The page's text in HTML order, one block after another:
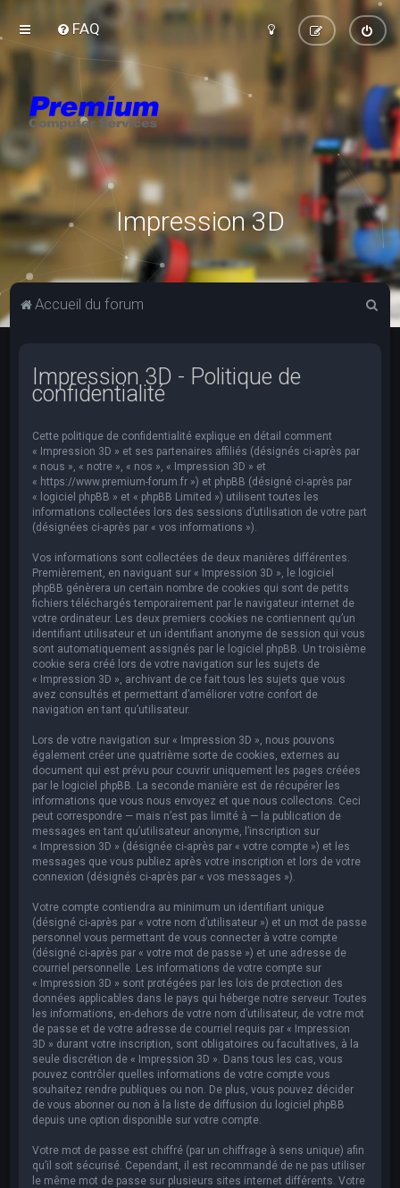
FAQ
Impression 3D
Accueil du forum
Impression 3D - Politique de
confidentialité
Cette politique de confidentialité explique en détail comment
« Impression 3D » et ses partenaires affiliés (désignés ci-après par
« nous », « notre », « nos », « Impression 3D » et
« https://www.premium-forum.fr ») et phpBB (désigné ci-après par
« logiciel phpBB » et « phpBB Limited ») utilisent toutes les
informations collectées lors des sessions d’utilisation de votre part
(désignées ci-après par « vos informations »).
Vos informations sont collectées de deux manières différentes.
Premièrement, en naviguant sur « Impression 3D », le logiciel
phpBB génèrera un certain nombre de cookies qui sont de petits
fichiers téléchargés temporairement par le navigateur internet de
votre ordinateur. Les deux premiers cookies ne contiennent qu’un
identifiant utilisateur et un identifiant anonyme de session qui vous
sont automatiquement assignés par le logiciel phpBB. Un troisième
cookie sera créé lors de votre navigation sur les sujets de
« Impression 3D », archivant de ce fait tous les sujets que vous
avez consultés et permettant d’améliorer votre confort de
navigation en tant qu’utilisateur.
Lors de votre navigation sur « Impression 3D », nous pouvons
également créer une quatrième sorte de cookies, externes au
document qui est prévu pour couvrir uniquement les pages créées
par le logiciel phpBB. La seconde manière est de récupérer les
informations que vous nous envoyez et que nous collectons. Ceci
peut correspondre — mais n’est pas limité à — la publication de
messages en tant qu’utilisateur anonyme, l’inscription sur
« Impression 3D » (désignée ci-après par « votre compte ») et les
messages que vous publiez après votre inscription et lors de votre
connexion (désignés ci-après par « vos messages »).
Votre compte contiendra au minimum un identifiant unique
(désigné ci-après par « votre nom d’utilisateur ») et un mot de passe
personnel vous permettant de vous connecter à votre compte
(désigné ci-après par « votre mot de passe ») et une adresse de
courriel personnelle. Les informations de votre compte sur
« Impression 3D » sont protégées par les lois de protection des
données applicables dans le pays qui héberge notre serveur. Toutes
les informations, en-dehors de votre nom d’utilisateur, de votre mot
de passe et de votre adresse de courriel requis par « Impression
3D » durant votre inscription, sont obligatoires ou facultatives, à la
seule discrétion de « Impression 3D ». Dans tous les cas, vous
pouvez contrôler quelles informations de votre compte vous
souhaitez rendre publiques ou non. De plus, vous pouvez décider
de vous abonner ou non à la liste de diffusion du logiciel phpBB
depuis une option disponible sur votre compte.
Votre mot de passe est chiffré (par un chiffrage à sens unique) afin
qu’il soit sécurisé. Cependant, il est recommandé de ne pas utiliser
le même mot de passe sur plusieurs sites internet différents. Votre